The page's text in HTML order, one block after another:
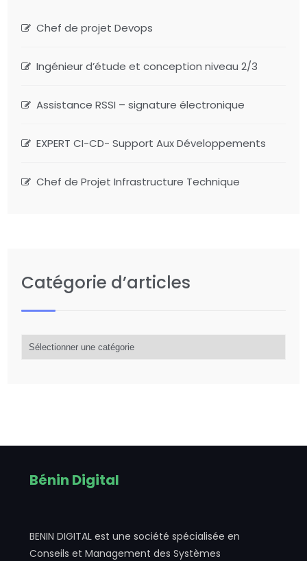
Chef de projet Devops
Ingénieur d’étude et conception niveau 2/3
Assistance RSSI – signature électronique
EXPERT CI-CD- Support Aux Développements
Chef de Projet Infrastructure Technique
Catégorie d’articles
d’articles
Bénin Digital
BENIN DIGITAL est une société spécialisée en
Conseils et Management des Systèmes